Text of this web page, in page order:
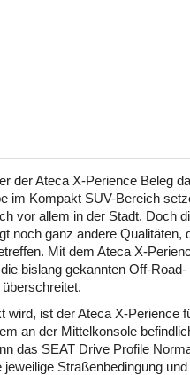
der Ateca X-Perience Beleg
im Kompakt SUV-Bereich
vor allem in der Stadt. Doch
noch ganz andere Qualitäten,
Mit dem Ateca X-
bislang gekannten Off-Road-
wird, ist der Ateca X-Perience
an der Mittelkonsole
das SEAT Drive Profile
Straßenbedingung und